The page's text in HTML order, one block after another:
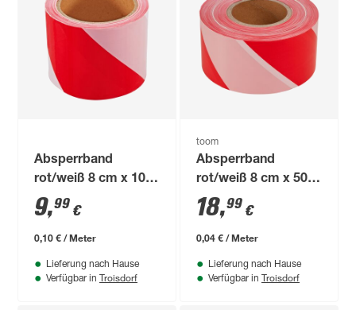
Absperrband
rot/weiß 8 cm x 100
m
9,99 €
0,10 € / Meter
Lieferung nach Hause
Verfügbar in Troisdorf
toom
Absperrband
rot/weiß 8 cm x 500
m
18,99 €
0,04 € / Meter
Lieferung nach Hause
Verfügbar in Troisdorf